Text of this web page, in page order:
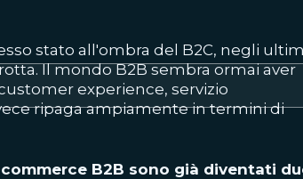
stato all'ombra del B2C, negli
Il mondo B2B sembra ormai aver
experience, servizio
ripaga ampiamente in termini di
B2B sono già diventati